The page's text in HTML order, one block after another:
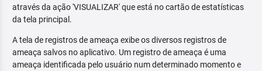
através da ação 'VISUALIZAR' que está no cartão de estatísticas
da tela principal.
A tela de registros de ameaça exibe os diversos registros de
ameaça salvos no aplicativo. Um registro de ameaça é uma
ameaça identificada pelo usuário num determinado momento e